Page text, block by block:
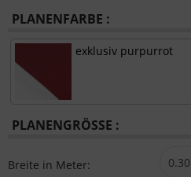
PLANENFARBE :
exklusiv purpurrot
PLANENGRÖSSE :
Breite in Meter: